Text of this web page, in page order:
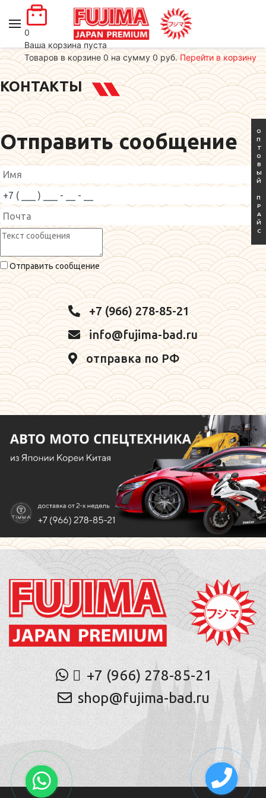
ОПТОВЫЙ ПРАЙС
0
Ваша корзина пуста
Товаров в корзине0на сумму0 руб. Перейти в корзину
КОНТАКТЫ
Отправить сообщение
Отправить сообщение
+7 (966) 278-85-21
info@fujima-bad.ru
отправка по РФ
+7 (966) 278-85-21
shop@fujima-bad.ru